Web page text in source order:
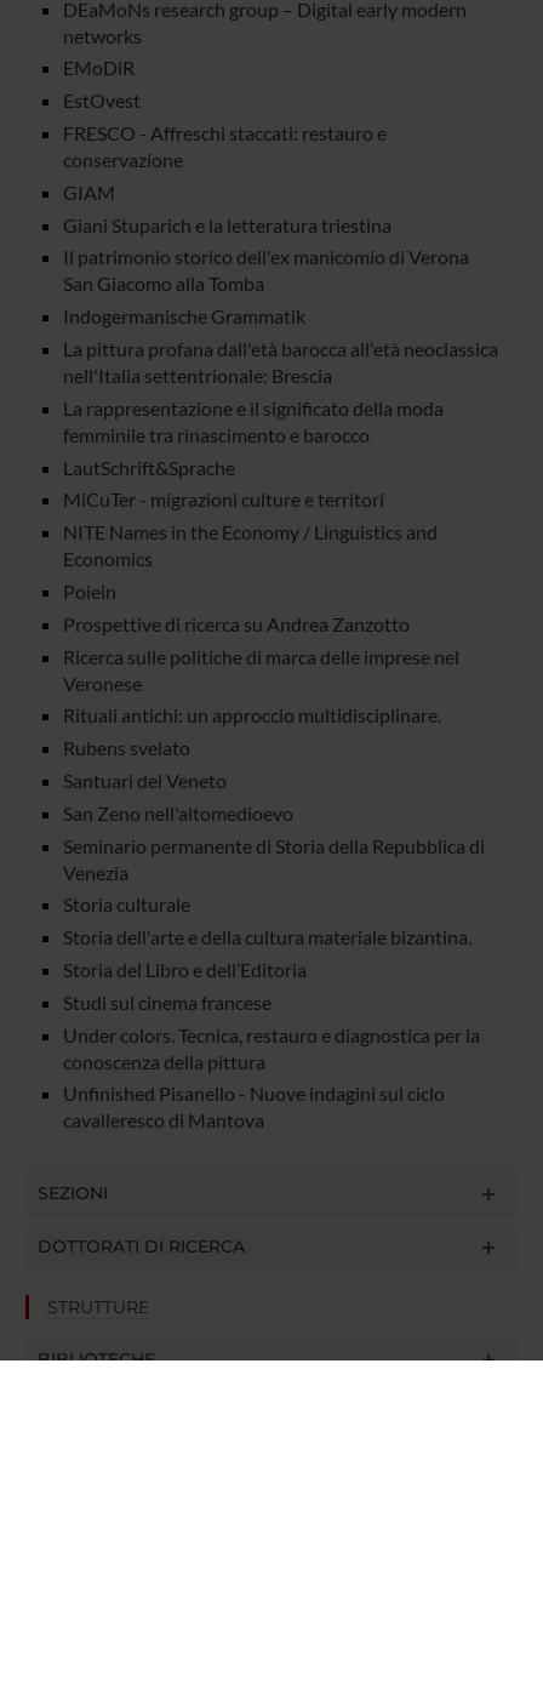
DEaMoNs research group – Digital early modern
networks
EMoDiR
EstOvest
FRESCO - Affreschi staccati: restauro e
conservazione
GIAM
Giani Stuparich e la letteratura triestina
Il patrimonio storico dell'ex manicomio di Verona
San Giacomo alla Tomba
Indogermanische Grammatik
La pittura profana dall'età barocca all'età neoclassica
nell'Italia settentrionale: Brescia
La rappresentazione e il significato della moda
femminile tra rinascimento e barocco
LautSchrift&Sprache
MiCuTer - migrazioni culture e territori
NITE Names in the Economy / Linguistics and
Economics
Poiein
Prospettive di ricerca su Andrea Zanzotto
Ricerca sulle politiche di marca delle imprese nel
Veronese
Rituali antichi: un approccio multidisciplinare.
Rubens svelato
Santuari del Veneto
San Zeno nell'altomedioevo
Seminario permanente di Storia della Repubblica di
Venezia
Storia culturale
Storia dell'arte e della cultura materiale bizantina.
Storia del Libro e dell’Editoria
Studi sul cinema francese
Under colors. Tecnica, restauro e diagnostica per la
conoscenza della pittura
Unfinished Pisanello - Nuove indagini sul ciclo
cavalleresco di Mantova
SEZIONI
DOTTORATI DI RICERCA
STRUTTURE
BIBLIOTECHE